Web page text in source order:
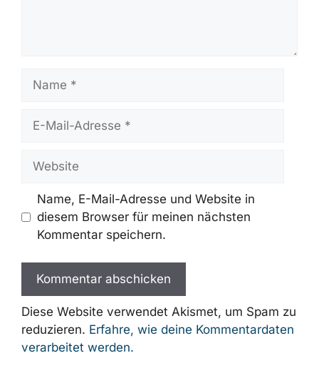
Name
Website
Name, E-Mail-Adresse und Website in
diesem Browser für meinen nächsten
Kommentar speichern.
Diese Website verwendet Akismet, um Spam zu
reduzieren. Erfahre, wie deine Kommentardaten
verarbeitet werden.